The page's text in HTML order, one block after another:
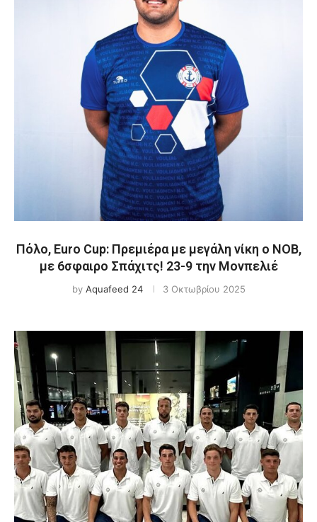
Πόλο, Euro Cup: Πρεμιέρα με μεγάλη νίκη ο ΝΟΒ,
με 6σφαιρο Σπάχιτς! 23-9 την Μονπελιέ
by Aquafeed 24 3 Οκτωβρίου 2025